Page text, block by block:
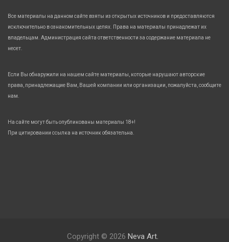
Все материалы на данном сайте взяты из открытых источников и предоставляются
исключительно в ознакомительных целях. Права на материалы принадлежат их
владельцам. Администрация сайта ответственности за содержание материала не
несет.
Если Вы обнаружили на нашем сайте материалы, которые нарушают авторские
права, принадлежащие Вам, Вашей компании или организации, пожалуйста, сообщите
нам.
На сайте могут быть опубликованы материалы 18+!
При цитировании ссылка на источник обязательна.
Copyright © 2026 Neva Art.